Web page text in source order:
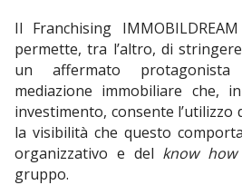
Il Franchising
permette, tra l’altro, di
un affermato
mediazione immobiliare che,
investimento, consente l’utilizzo
la visibilità che questo
organizzativo e del know how
gruppo.